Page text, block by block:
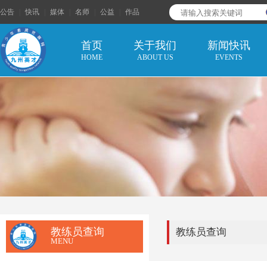
公告 快讯 媒体 名师 公益 作品
首页
HOME
关于我们
ABOUT US
新闻快讯
EVENTS
教练员查询
MENU
教练员查询